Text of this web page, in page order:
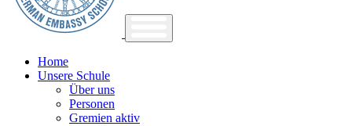
Home
Unsere Schule
Über uns
Personen
Gremien aktiv